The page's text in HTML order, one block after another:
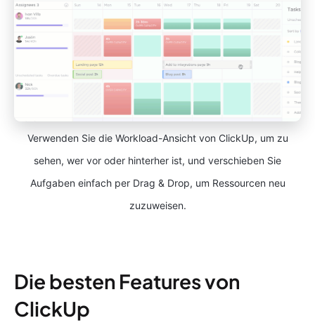
Verwenden Sie die Workload-Ansicht von ClickUp, um zu
sehen, wer vor oder hinterher ist, und verschieben Sie
Aufgaben einfach per Drag & Drop, um Ressourcen neu
zuzuweisen.
Die besten Features von
ClickUp